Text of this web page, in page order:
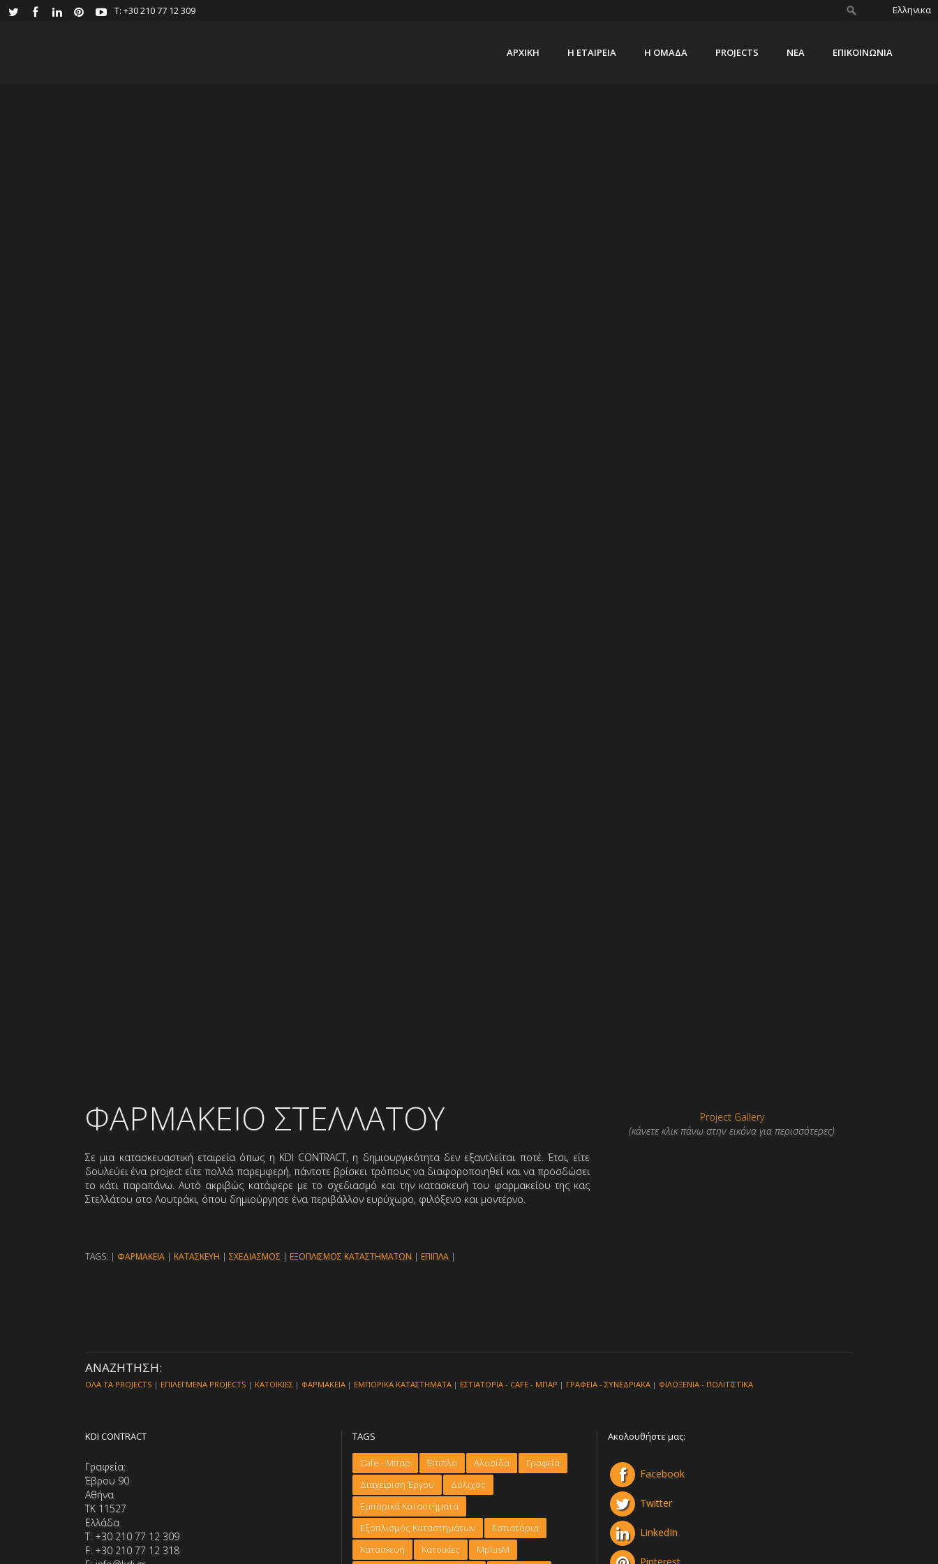
Τ: +30 210 77 12 309 Ελληνικα
ΑΡΧΙΚΗ Η ΕΤΑΙΡΕΙΑ Η ΟΜΑΔΑ PROJECTS ΝΕΑ ΕΠΙΚΟΙΝΩΝΙΑ
ΦΑΡΜΑΚΕΙΟ ΣΤΕΛΛΑΤΟΥ
Σε μια κατασκευαστική εταιρεία όπως η KDI CONTRACT, η δημιουργικότητα δεν εξαντλείται ποτέ. Έτσι, είτε
δουλεύει ένα project είτε πολλά παρεμφερή, πάντοτε βρίσκει τρόπους να διαφοροποιηθεί και να προσδώσει
το κάτι παραπάνω. Αυτό ακριβώς κατάφερε με το σχεδιασμό και την κατασκευή του φαρμακείου της κας
Στελλάτου στο Λουτράκι, όπου δημιούργησε ένα περιβάλλον ευρύχωρο, φιλόξενο και μοντέρνο.
TAGS: | ΦΑΡΜΑΚΕΙΑ | ΚΑΤΑΣΚΕΥΗ | ΣΧΕΔΙΑΣΜΟΣ | ΕΞΟΠΛΙΣΜΟΣ ΚΑΤΑΣΤΗΜΑΤΩΝ | ΕΠΙΠΛΑ |
Project Gallery
(κάνετε κλικ πάνω στην εικόνα για περισσότερες)
ΑΝΑΖΗΤΗΣΗ:
ΟΛΑ ΤΑ PROJECTS | ΕΠΙΛΕΓΜΕΝΑ PROJECTS | ΚΑΤΟΙΚΙΕΣ | ΦΑΡΜΑΚΕΙΑ | ΕΜΠΟΡΙΚΑ ΚΑΤΑΣΤΗΜΑΤΑ | ΕΣΤΙΑΤΟΡΙΑ - CAFE - ΜΠΑΡ | ΓΡΑΦΕΙΑ - ΣΥΝΕΔΡΙΑΚΑ | ΦΙΛΟΞΕΝΙΑ - ΠΟΛΙΤΙΣΤΙΚΑ
KDI CONTRACT
Γραφεία:
Έβρου 90
Αθήνα
ΤΚ 11527
Ελλάδα
Τ: +30 210 77 12 309
F: +30 210 77 12 318
TAGS
Cafe - Μπαρ Έπιπλα Αλυσίδα
Γραφεία
Διαχείριση Έργου
Δόλιχος
Εμπορικά Καταστήματα
Εξοπλισμός Καταστημάτων
Εστιατόρια
Κατασκευή
Κατοικίες ΜplusM
Ακολουθήστε μας:
Facebook
Twitter
LinkedIn